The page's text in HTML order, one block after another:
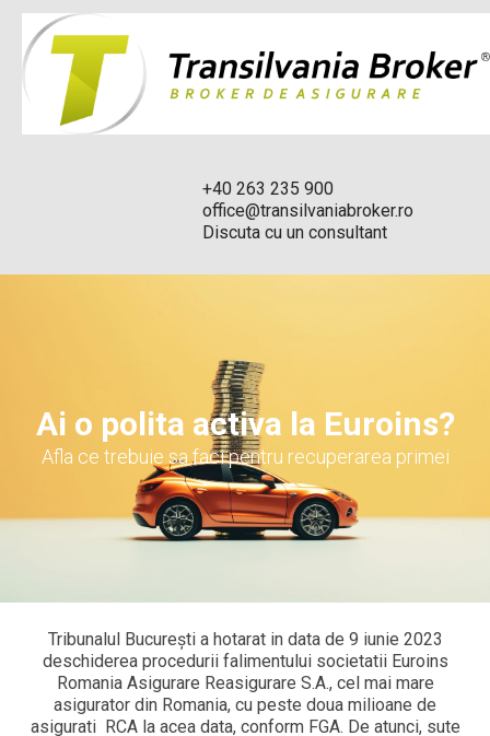
+40 263 235 900
office@transilvaniabroker.ro
Discuta cu un consultant
Ai o polita activa la Euroins?
Afla ce trebuie sa faci pentru recuperarea primei
Tribunalul București a hotarat in data de 9 iunie 2023
deschiderea procedurii falimentului societatii Euroins
Romania Asigurare Reasigurare S.A., cel mai mare
asigurator din Romania, cu peste doua milioane de
asigurati RCA la acea data, conform FGA. De atunci, sute